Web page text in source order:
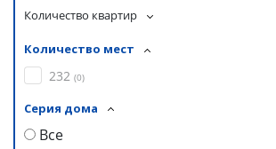
Количество квартир
Количество мест
232 (0)
Серия дома
Все